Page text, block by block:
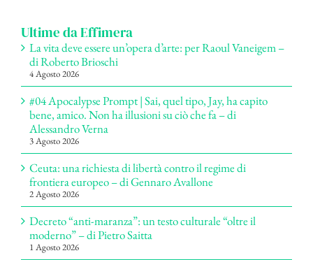
Ultime da Effimera
La vita deve essere un’opera d’arte: per Raoul Vaneigem –
di Roberto Brioschi
4 Agosto 2026
#04 Apocalypse Prompt | Sai, quel tipo, Jay, ha capito
bene, amico. Non ha illusioni su ciò che fa – di
Alessandro Verna
3 Agosto 2026
Ceuta: una richiesta di libertà contro il regime di
frontiera europeo – di Gennaro Avallone
2 Agosto 2026
Decreto “anti-maranza”: un testo culturale “oltre il
moderno” – di Pietro Saitta
1 Agosto 2026